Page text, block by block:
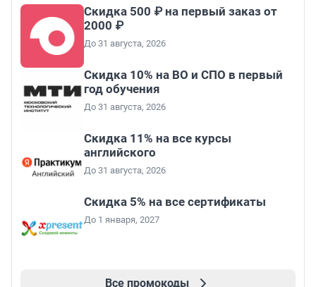
Скидка 500 ₽ на первый заказ от
2000 ₽
До 31 августа, 2026
Скидка 10% на ВО и СПО в первый
год обучения
До 31 августа, 2026
Скидка 11% на все курсы
английского
До 31 августа, 2026
Скидка 5% на все сертификаты
До 1 января, 2027
Все промокоды